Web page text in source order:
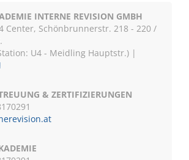
INTERNE REVISION GMBH
Center, Schönbrunnerstr. 218 - 220 /
U4 - Meidling Hauptstr.) |
& ZERTIFIZIERUNGEN